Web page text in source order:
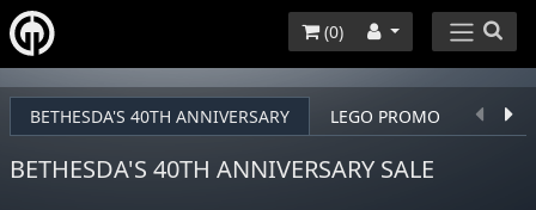
(0)
BETHESDA'S 40TH ANNIVERSARY LEGO PROMO
BETHESDA'S 40TH ANNIVERSARY SALE